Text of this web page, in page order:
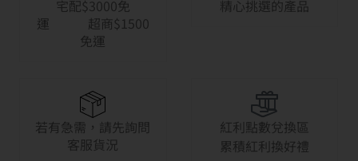
宅配$3000免
運 超商$1500
免運
精心挑選的產品
若有急需，請先詢問
客服貨況
紅利點數兌換區
累積紅利換好禮